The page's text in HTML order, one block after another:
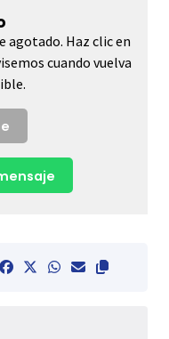
agotado. Haz clic en
cuando vuelva